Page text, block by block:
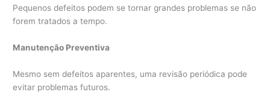
Pequenos defeitos podem se tornar grandes problemas se não
forem tratados a tempo.
Manutenção Preventiva
Mesmo sem defeitos aparentes, uma revisão periódica pode
evitar problemas futuros.